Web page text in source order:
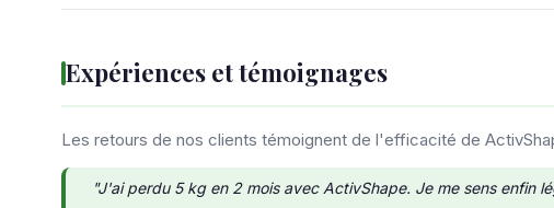
Expériences et témoignages
Les retours de nos clients témoignent de l'efficacité de
"J'ai perdu 5 kg en 2 mois avec ActivShape. Je me sens enfin